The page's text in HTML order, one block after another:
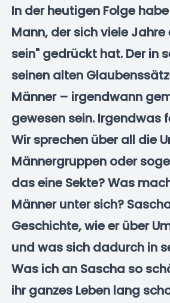
In der heutigen Folge
Mann, der sich viele
sein" gedrückt hat. Der in
seinen alten
Männer – irgendwann
gewesen sein. Irgendwas
Wir sprechen über all die
Männergruppen oder
das eine Sekte? Was
Männer unter sich?
Geschichte, wie er über
und was sich dadurch in
Was ich an Sascha so
ihr ganzes Leben lang